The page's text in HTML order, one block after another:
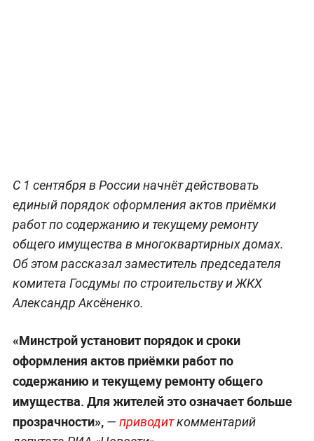
С 1 сентября в России начнёт действовать
единый порядок оформления актов приёмки
работ по содержанию и текущему ремонту
общего имущества в многоквартирных домах.
Об этом рассказал заместитель председателя
комитета Госдумы по строительству и ЖКХ
Александр Аксёненко.
«Минстрой установит порядок и сроки
оформления актов приёмки работ по
содержанию и текущему ремонту общего
имущества. Для жителей это означает больше
прозрачности», — приводиткомментарий